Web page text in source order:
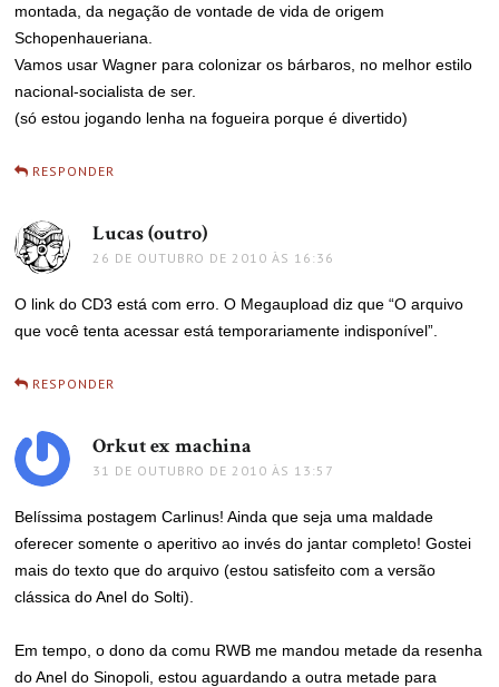
montada, da negação de vontade de vida de origem
Schopenhaueriana.
Vamos usar Wagner para colonizar os bárbaros, no melhor estilo
nacional-socialista de ser.
(só estou jogando lenha na fogueira porque é divertido)
RESPONDER
Lucas (outro)
26 DE OUTUBRO DE 2010 ÀS 16:36
O link do CD3 está com erro. O Megaupload diz que “O arquivo
que você tenta acessar está temporariamente indisponível”.
RESPONDER
Orkut ex machina
31 DE OUTUBRO DE 2010 ÀS 13:57
Belíssima postagem Carlinus! Ainda que seja uma maldade
oferecer somente o aperitivo ao invés do jantar completo! Gostei
mais do texto que do arquivo (estou satisfeito com a versão
clássica do Anel do Solti).
Em tempo, o dono da comu RWB me mandou metade da resenha
do Anel do Sinopoli, estou aguardando a outra metade para